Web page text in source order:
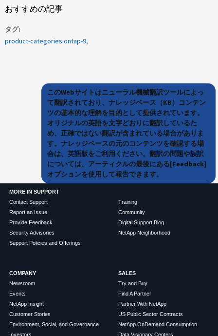
おすすめの記事
タグ
product-categories:ontap-9
このWebサイトはニューラル機械翻訳ツールによっ
て翻訳されており、ナレッジベース（KB）コンテン
ツの基本的な理解を目的として提供されています。
オリジナルの英語を文字どおりに翻訳しているた
め、正確ではない翻訳が含まれている場合がありま
す。ナレッジベースの元のコンテンツを確認する場
合は、英語版をご利用ください。翻訳の問題や誤訳
については、アーティクルの最後にある[Feedback]
オプションを使用して報告できます。
MORE IN SUPPORT
Contact Support
Report an Issue
Provide Feedback
Security Advisories
Support Policies and Offerings
Training
Community
Digital Support Blog
NetApp Neighborhood
COMPANY
Newsroom
Events
NetApp Insight
Customer Stories
Environment, Social, and Governance
Investors
SALES
Try and Buy
Find A Partner
Partner With NetApp
US Public Sector Contracts
NetApp OnDemand Consumption
Data Visionary Centers